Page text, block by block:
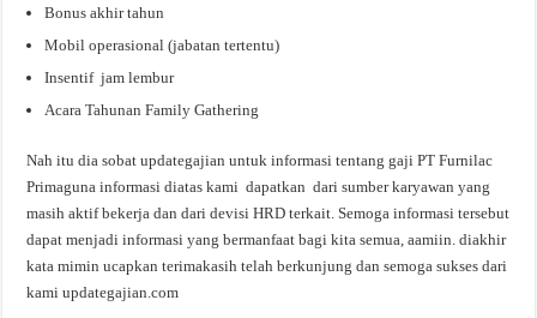
Bonus akhir tahun
Mobil operasional (jabatan tertentu)
Insentif jam lembur
Acara Tahunan Family Gathering
Nah itu dia sobat updategajian untuk informasi tentang gaji PT Furnilac
Primaguna informasi diatas kami dapatkan dari sumber karyawan yang
masih aktif bekerja dan dari devisi HRD terkait. Semoga informasi tersebut
dapat menjadi informasi yang bermanfaat bagi kita semua, aamiin. diakhir
kata mimin ucapkan terimakasih telah berkunjung dan semoga sukses dari
kami updategajian.com